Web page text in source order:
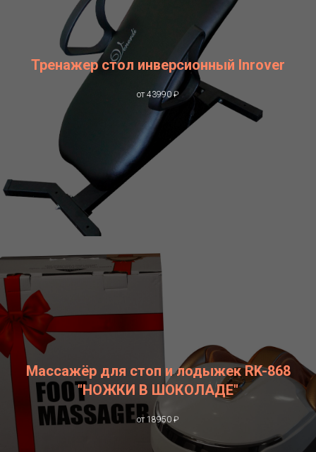
Тренажер стол инверсионный Inrover
от 43990 ₽
Массажёр для стоп и лодыжек RK-868
"НОЖКИ В ШОКОЛАДЕ"
от 18950 ₽